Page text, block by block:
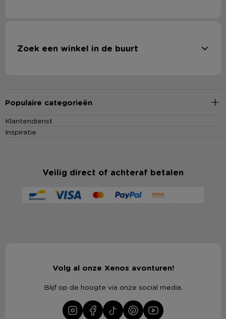
Zoek een winkel in de buurt
Populaire categorieën
Klantendienst
Inspiratie
Veilig direct of achteraf betalen
Volg al onze Xenos avonturen!
Blijf op de hoogte via onze social media.